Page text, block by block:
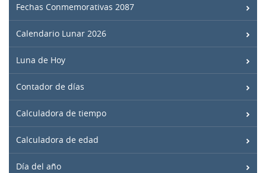
Fechas Conmemorativas 2087
Calendario Lunar 2026
Luna de Hoy
Contador de días
Calculadora de tiempo
Calculadora de edad
Día del año